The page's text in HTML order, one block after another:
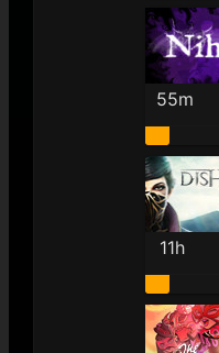
55m
11h